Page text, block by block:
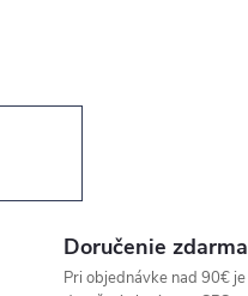
Doručenie zdarma
Pri objednávke nad 90€ je